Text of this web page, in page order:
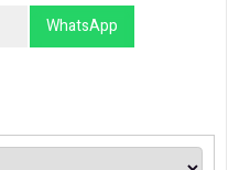
WhatsApp